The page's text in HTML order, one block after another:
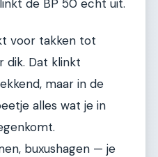
de BP 50 echt uit.
voor takken tot
dik. Dat klinkt
maar in de
alles wat je in
buxushagen — je